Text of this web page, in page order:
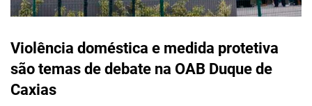
Violência doméstica e medida protetiva
são temas de debate na OAB Duque de
Caxias